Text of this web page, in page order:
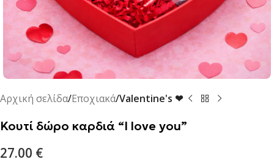
Αρχική σελίδα Εποχιακά Valentine's ❤
Κουτί δώρο καρδιά “Ι love you”
27.00 €